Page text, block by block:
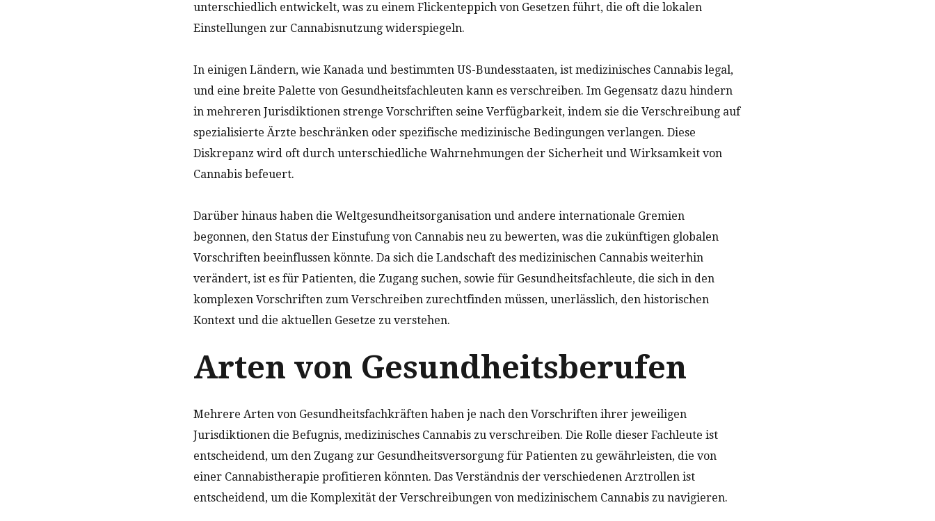
unterschiedlich entwickelt, was zu einem Flickenteppich von Gesetzen führt, die oft die lokalen
Einstellungen zur Cannabisnutzung widerspiegeln.
In einigen Ländern, wie Kanada und bestimmten US-Bundesstaaten, ist medizinisches Cannabis legal,
und eine breite Palette von Gesundheitsfachleuten kann es verschreiben. Im Gegensatz dazu hindern
in mehreren Jurisdiktionen strenge Vorschriften seine Verfügbarkeit, indem sie die Verschreibung auf
spezialisierte Ärzte beschränken oder spezifische medizinische Bedingungen verlangen. Diese
Diskrepanz wird oft durch unterschiedliche Wahrnehmungen der Sicherheit und Wirksamkeit von
Cannabis befeuert.
Darüber hinaus haben die Weltgesundheitsorganisation und andere internationale Gremien
begonnen, den Status der Einstufung von Cannabis neu zu bewerten, was die zukünftigen globalen
Vorschriften beeinflussen könnte. Da sich die Landschaft des medizinischen Cannabis weiterhin
verändert, ist es für Patienten, die Zugang suchen, sowie für Gesundheitsfachleute, die sich in den
komplexen Vorschriften zum Verschreiben zurechtfinden müssen, unerlässlich, den historischen
Kontext und die aktuellen Gesetze zu verstehen.
Arten von Gesundheitsberufen
Mehrere Arten von Gesundheitsfachkräften haben je nach den Vorschriften ihrer jeweiligen
Jurisdiktionen die Befugnis, medizinisches Cannabis zu verschreiben. Die Rolle dieser Fachleute ist
entscheidend, um den Zugang zur Gesundheitsversorgung für Patienten zu gewährleisten, die von
einer Cannabistherapie profitieren könnten. Das Verständnis der verschiedenen Arztrollen ist
entscheidend, um die Komplexität der Verschreibungen von medizinischem Cannabis zu navigieren.